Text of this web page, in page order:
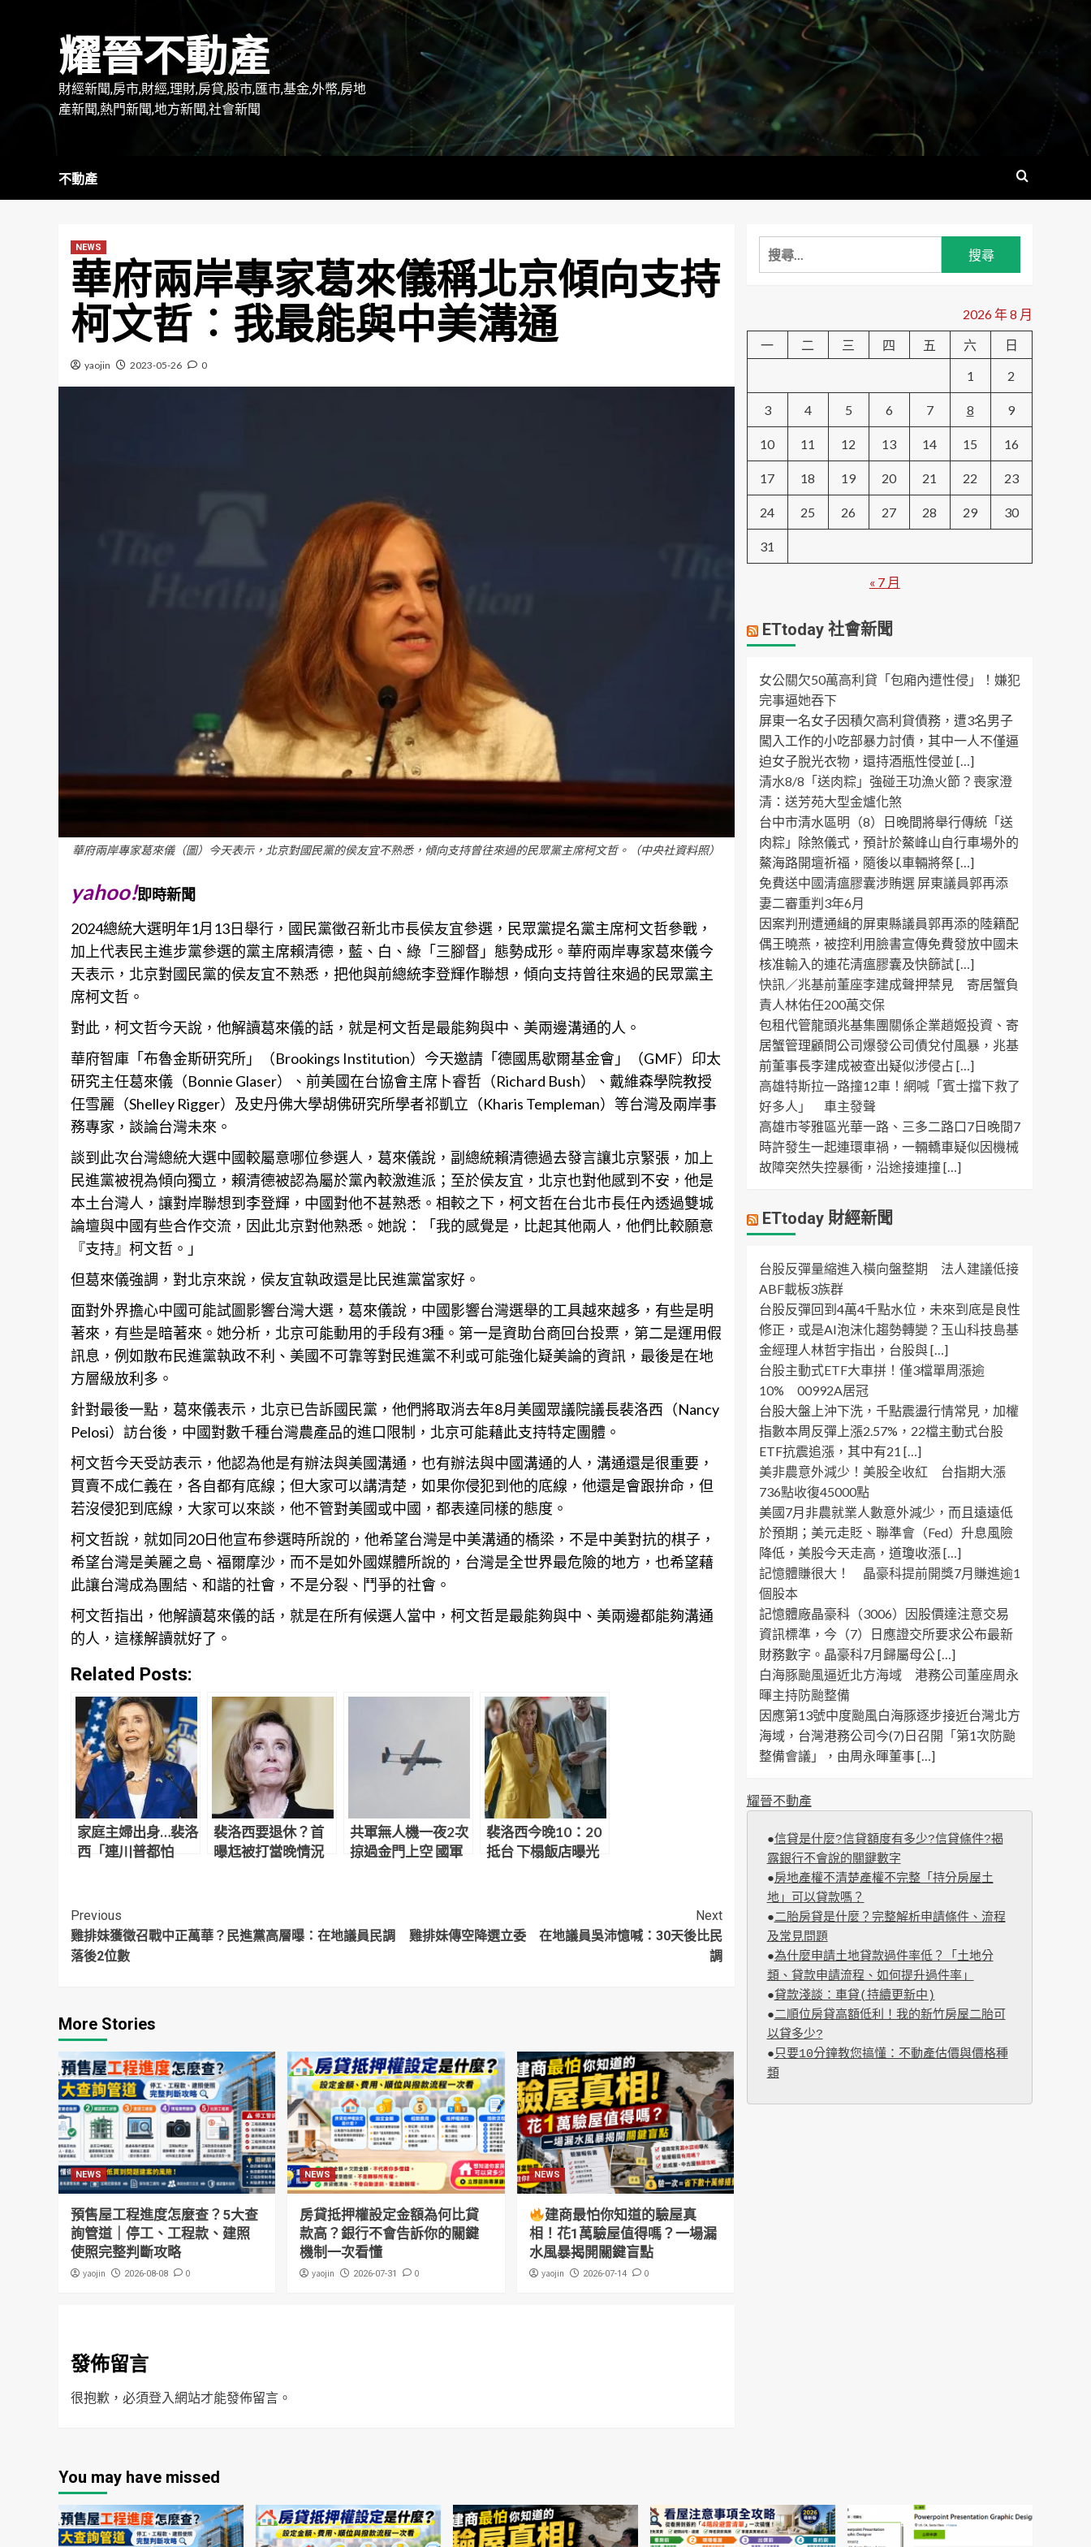
耀晉不動產
財經新聞,房市,財經,理財,房貸,股市,匯市,基金,外幣,房地
產新聞,熱門新聞,地方新聞,社會新聞
不動產
NEWS
華府兩岸專家葛來儀稱北京傾向支持
柯文哲︰我最能與中美溝通
yaojin 2023-05-26 0
華府兩岸專家葛來儀（圖）今天表示，北京對國民黨的侯友宜不熟悉，傾向支持曾往來過的民眾黨主席柯文哲。（中央社資料照）
yahoo!即時新聞
2024總統大選明年1月13日舉行，國民黨徵召新北市長侯友宜參選，民眾黨提名黨主席柯文哲參戰，
加上代表民主進步黨參選的黨主席賴清德，藍、白、綠「三腳督」態勢成形。華府兩岸專家葛來儀今
天表示，北京對國民黨的侯友宜不熟悉，把他與前總統李登輝作聯想，傾向支持曾往來過的民眾黨主
席柯文哲。
對此，柯文哲今天說，他解讀葛來儀的話，就是柯文哲是最能夠與中、美兩邊溝通的人。
華府智庫「布魯金斯研究所」（Brookings Institution）今天邀請「德國馬歇爾基金會」（GMF）印太
研究主任葛來儀（Bonnie Glaser）、前美國在台協會主席卜睿哲（Richard Bush）、戴維森學院教授
任雪麗（Shelley Rigger）及史丹佛大學胡佛研究所學者祁凱立（Kharis Templeman）等台灣及兩岸事
務專家，談論台灣未來。
談到此次台灣總統大選中國較屬意哪位參選人，葛來儀說，副總統賴清德過去發言讓北京緊張，加上
民進黨被視為傾向獨立，賴清德被認為屬於黨內較激進派；至於侯友宜，北京也對他感到不安，他是
本土台灣人，讓對岸聯想到李登輝，中國對他不甚熟悉。相較之下，柯文哲在台北市長任內透過雙城
論壇與中國有些合作交流，因此北京對他熟悉。她說：「我的感覺是，比起其他兩人，他們比較願意
『支持』柯文哲。」
但葛來儀強調，對北京來說，侯友宜執政還是比民進黨當家好。
面對外界擔心中國可能試圖影響台灣大選，葛來儀說，中國影響台灣選舉的工具越來越多，有些是明
著來，有些是暗著來。她分析，北京可能動用的手段有3種。第一是資助台商回台投票，第二是運用假
訊息，例如散布民進黨執政不利、美國不可靠等對民進黨不利或可能強化疑美論的資訊 ，最後是在地
方層級放利多。
針對最後一點，葛來儀表示，北京已告訴國民黨，他們將取消去年8月美國眾議院議長裴洛西（Nancy
Pelosi）訪台後，中國對數千種台灣農產品的進口限制，北京可能藉此支持特定團體。
柯文哲今天受訪表示，他認為他是有辦法與美國溝通，也有辦法與中國溝通的人，溝通還是很重要，
買賣不成仁義在，各自都有底線；但大家可以講清楚，如果你侵犯到他的底線，他還是會跟拚命，但
若沒侵犯到底線，大家可以來談，他不管對美國或中國，都表達同樣的態度。
柯文哲說，就如同20日他宣布參選時所說的，他希望台灣是中美溝通的橋梁，不是中美對抗的棋子，
希望台灣是美麗之島、福爾摩沙，而不是如外國媒體所說的， 台灣是全世界最危險的地方，也希望藉
此讓台灣成為團結、和諧的社會，不是分裂、鬥爭的社會。
柯文哲指出，他解讀葛來儀的話，就是在所有候選人當中，柯文哲是最能夠與中、美兩邊都能夠溝通
的人，這樣解讀就好了。
Related Posts:
家庭主婦出身…裴洛
西「連川普都怕
王
裴洛西要退休？首
曝尪被打當晚情況
共軍無人機一夜2次
掠過金門上空 國軍
裴洛西今晚10：20
抵台 下榻飯店曝光
Continue
Reading
Previous
雞排妹獲徵召戰中正萬華？民進黨高層曝：在地議員民調
落後2位數
Next
雞排妹傳空降選立委 在地議員吳沛憶喊：30天後比民
調
More Stories
NEWS
預售屋工程進度怎麼查？5大查
詢管道｜停工、工程款、建照
使照完整判斷攻略
yaojin 2026-08-08 0
NEWS
房貸抵押權設定金額為何比貸
款高？銀行不會告訴你的關鍵
機制一次看懂
yaojin 2026-07-31 0
NEWS
建商最怕你知道的驗屋真
相！花1萬驗屋值得嗎？一場漏
水風暴揭開關鍵盲點
yaojin 2026-07-14 0
發佈留言
很抱歉，必須登入網站才能發佈留言。
搜
尋
字:
2026 年 8 月
一
二 三 四 五 六
日
1
2
3 4 5 6 7 8 9
10 11 12 13 14 15 16
17 18 19 20 21 22 23
24 25 26 27 28 29 30
31
« 7 月
ETtoday 社會新聞
女公關欠50萬高利貸「包廂內遭性侵」！嫌犯
完事逼她吞下
屏東一名女子因積欠高利貸債務，遭3名男子
闖入工作的小吃部暴力討債，其中一人不僅逼
迫女子脫光衣物，還持酒瓶性侵並 […]
清水8/8「送肉粽」強碰王功漁火節？喪家澄
清：送芳苑大型金爐化煞
台中市清水區明（8）日晚間將舉行傳統「送
肉粽」除煞儀式，預計於鰲峰山自行車場外的
鰲海路開壇祈福，隨後以車輛將祭 […]
免費送中國清瘟膠囊涉賄選 屏東議員郭再添
妻二審重判3年6月
因案判刑遭通緝的屏東縣議員郭再添的陸籍配
偶王曉燕，被控利用臉書宣傳免費發放中國未
核准輸入的連花清瘟膠囊及快篩試 […]
快訊／兆基前董座李建成聲押禁見 寄居蟹負
責人林佑任200萬交保
包租代管龍頭兆基集團關係企業趙姬投資、寄
居蟹管理顧問公司爆發公司債兌付風暴，兆基
前董事長李建成被查出疑似涉侵占 […]
高雄特斯拉一路撞12車！網喊「賓士擋下救了
好多人」 車主發聲
高雄市苓雅區光華一路、三多二路口7日晚間7
時許發生一起連環車禍，一輛轎車疑似因機械
故障突然失控暴衝，沿途接連撞 […]
ETtoday 財經新聞
台股反彈量縮進入橫向盤整期 法人建議低接
ABF載板3族群
台股反彈回到4萬4千點水位，未來到底是良性
修正，或是AI泡沫化趨勢轉變？玉山科技島基
金經理人林哲宇指出，台股與 […]
台股主動式ETF大車拼！僅3檔單周漲逾
10% 00992A居冠
台股大盤上沖下洗，千點震盪行情常見，加權
指數本周反彈上漲2.57%，22檔主動式台股
ETF抗震追漲，其中有21 […]
美非農意外減少！美股全收紅 台指期大漲
736點收復45000點
美國7月非農就業人數意外減少，而且遠遠低
於預期；美元走貶、聯準會（Fed）升息風險
降低，美股今天走高，道瓊收漲 […]
記憶體賺很大！ 晶豪科提前開獎7月賺進逾1
個股本
記憶體廠晶豪科（3006）因股價達注意交易
資訊標準，今（7）日應證交所要求公布最新
財務數字。晶豪科7月歸屬母公 […]
白海豚颱風逼近北方海域 港務公司董座周永
暉主持防颱整備
因應第13號中度颱風白海豚逐步接近台灣北方
海域，台灣港務公司今(7)日召開「第1次防颱
整備會議」，由周永暉董事 […]
耀晉不動產
●信貸是什麼?信貸額度有多少?信貸條件?揭
露銀行不會說的關鍵數字
●房地產權不清楚產權不完整「持分房屋土
地」可以貸款嗎？
●二胎房貸是什麼？完整解析申請條件、流程
及常見問題
●為什麼申請土地貸款過件率低？「土地分
類、貸款申請流程、如何提升過件率」
●貸款淺談：車貸(持續更新中)
●二順位房貸高額低利！我的新竹房屋二胎可
以貸多少?
●只要10分鐘教您搞懂：不動產估價與價格種
類
You may have missed